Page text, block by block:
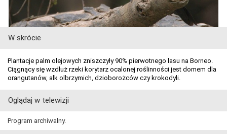
W skrócie
Plantacje palm olejowych zniszczyły 90% pierwotnego lasu na Borneo.
Ciągnący się wzdłuż rzeki korytarz ocalonej roślinności jest domem dla
orangutanów, alk olbrzymich, dzioborożców czy krokodyli.
Oglądaj w telewizji
Program archiwalny.